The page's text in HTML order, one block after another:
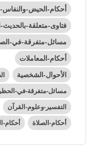
أحكام-الحيض-
فتاوى-متعلقة-
مسائل-متفرقة-في-
أحكام-المعاملات
الأحوال-الشخصية
مسائل-متفرقة-في-الحظر-
التفسير-وعلوم-القرآن
أحكام-الصلاة أحكام-